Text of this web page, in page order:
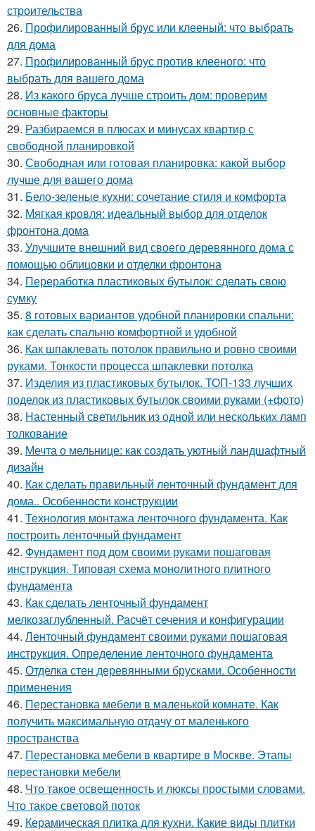
строительства
26. Профилированный брус или клееный: что выбрать
для дома
27. Профилированный брус против клееного: что
выбрать для вашего дома
28. Из какого бруса лучше строить дом: проверим
основные факторы
29. Разбираемся в плюсах и минусах квартир с
свободной планировкой
30. Свободная или готовая планировка: какой выбор
лучше для вашего дома
31. Бело-зеленые кухни: сочетание стиля и комфорта
32. Мягкая кровля: идеальный выбор для отделок
фронтона дома
33. Улучшите внешний вид своего деревянного дома с
помощью облицовки и отделки фронтона
34. Переработка пластиковых бутылок: сделать свою
сумку
35. 8 готовых вариантов удобной планировки спальни:
как сделать спальню комфортной и удобной
36. Как шпаклевать потолок правильно и ровно своими
руками. Тонкости процесса шпаклевки потолка
37. Изделия из пластиковых бутылок. ТОП-133 лучших
поделок из пластиковых бутылок своими руками (+фото)
38. Настенный светильник из одной или нескольких ламп
толкование
39. Мечта о мельнице: как создать уютный ландшафтный
дизайн
40. Как сделать правильный ленточный фундамент для
дома.. Особенности конструкции
41. Технология монтажа ленточного фундамента. Как
построить ленточный фундамент
42. Фундамент под дом своими руками пошаговая
инструкция. Типовая схема монолитного плитного
фундамента
43. Как сделать ленточный фундамент
мелкозаглубленный. Расчёт сечения и конфигурации
44. Ленточный фундамент своими руками пошаговая
инструкция. Определение ленточного фундамента
45. Отделка стен деревянными брусками. Особенности
применения
46. Перестановка мебели в маленькой комнате. Как
получить максимальную отдачу от маленького
пространства
47. Перестановка мебели в квартире в Москве. Этапы
перестановки мебели
48. Что такое освещенность и люксы простыми словами.
Что такое световой поток
49. Керамическая плитка для кухни. Какие виды плитки